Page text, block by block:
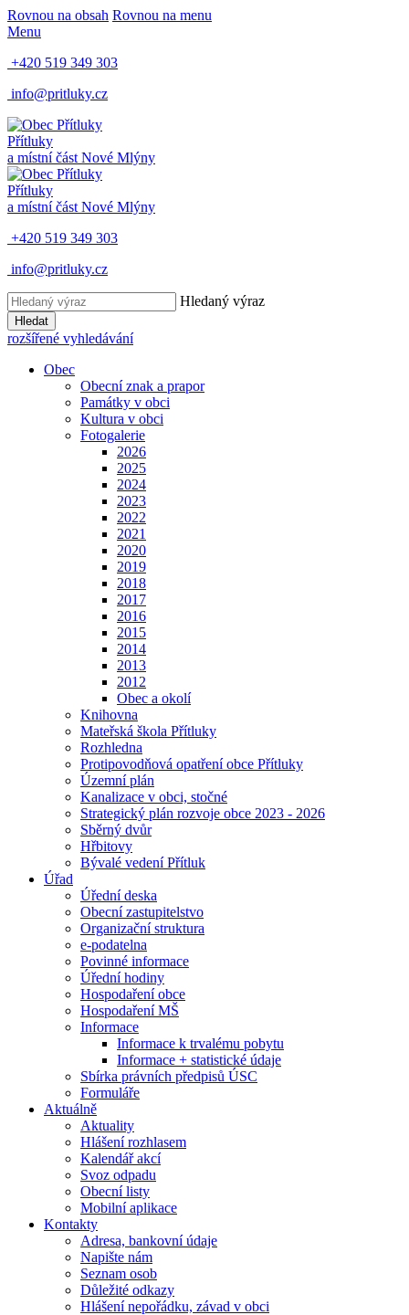
Rovnou na obsah Rovnou na menu
Menu
+420 519 349 303
info@pritluky.cz
Přítluky
a místní část Nové Mlýny
Přítluky
a místní část Nové Mlýny
+420 519 349 303
info@pritluky.cz
Hledaný výraz
Hledat
rozšířené vyhledávání
Obec
Obecní znak a prapor
Památky v obci
Kultura v obci
Fotogalerie
2026
2025
2024
2023
2022
2021
2020
2019
2018
2017
2016
2015
2014
2013
2012
Obec a okolí
Knihovna
Mateřská škola Přítluky
Rozhledna
Protipovodňová opatření obce Přítluky
Územní plán
Kanalizace v obci, stočné
Strategický plán rozvoje obce 2023 - 2026
Sběrný dvůr
Hřbitovy
Bývalé vedení Přítluk
Úřad
Úřední deska
Obecní zastupitelstvo
Organizační struktura
e-podatelna
Povinné informace
Úřední hodiny
Hospodaření obce
Hospodaření MŠ
Informace
Informace k trvalému pobytu
Informace + statistické údaje
Sbírka právních předpisů ÚSC
Formuláře
Aktuálně
Aktuality
Hlášení rozhlasem
Kalendář akcí
Svoz odpadu
Obecní listy
Mobilní aplikace
Kontakty
Adresa, bankovní údaje
Napište nám
Seznam osob
Důležité odkazy
Hlášení nepořádku, závad v obci